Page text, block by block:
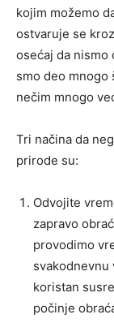
kojim možemo
ostvaruje se
osećaj da nismo
smo deo mnogo
nečim mnogo
Tri načina da
prirode su:
Odvojite
zapravo
provodimo
svakodnevnu
koristan
počinje